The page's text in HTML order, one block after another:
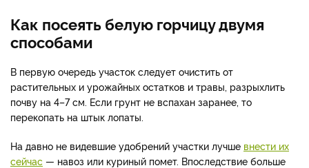
Как посеять белую горчицу двумя
способами
В первую очередь участок следует очистить от
растительных и урожайных остатков и травы, разрыхлить
почву на 4–7 см. Если грунт не вспахан заранее, то
перекопать на штык лопаты.
На давно не видевшие удобрений участки лучше внести их
сейчас — навоз или куриный помет. Впоследствие больше